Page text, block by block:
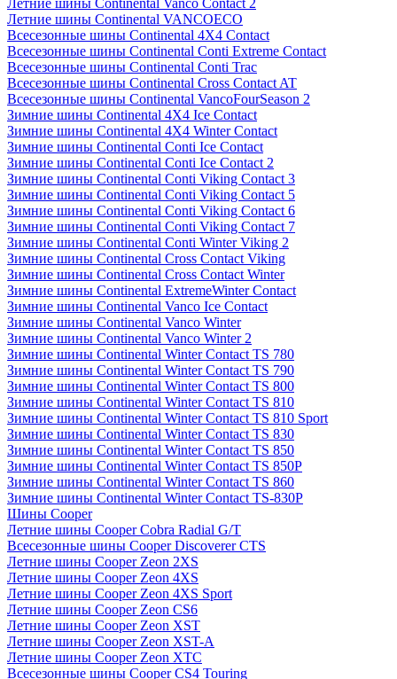
Летние шины Continental Vanco Contact 2
Летние шины Continental VANCOECO
Всесезонные шины Continental 4X4 Contact
Всесезонные шины Continental Conti Extreme Contact
Всесезонные шины Continental Conti Trac
Всесезонные шины Continental Cross Contact AT
Всесезонные шины Continental VancoFourSeason 2
Зимние шины Continental 4X4 Ice Contact
Зимние шины Continental 4X4 Winter Contact
Зимние шины Continental Conti Ice Contact
Зимние шины Continental Conti Ice Contact 2
Зимние шины Continental Conti Viking Contact 3
Зимние шины Continental Conti Viking Contact 5
Зимние шины Continental Conti Viking Contact 6
Зимние шины Continental Conti Viking Contact 7
Зимние шины Continental Conti Winter Viking 2
Зимние шины Continental Cross Contact Viking
Зимние шины Continental Cross Contact Winter
Зимние шины Continental ExtremeWinter Contact
Зимние шины Continental Vanco Ice Contact
Зимние шины Continental Vanco Winter
Зимние шины Continental Vanco Winter 2
Зимние шины Continental Winter Contact TS 780
Зимние шины Continental Winter Contact TS 790
Зимние шины Continental Winter Contact TS 800
Зимние шины Continental Winter Contact TS 810
Зимние шины Continental Winter Contact TS 810 Sport
Зимние шины Continental Winter Contact TS 830
Зимние шины Continental Winter Contact TS 850
Зимние шины Continental Winter Contact TS 850P
Зимние шины Continental Winter Contact TS 860
Зимние шины Continental Winter Contact TS-830P
Шины Cooper
Летние шины Cooper Cobra Radial G/T
Всесезонные шины Cooper Discoverer CTS
Летние шины Cooper Zeon 2XS
Летние шины Cooper Zeon 4XS
Летние шины Cooper Zeon 4XS Sport
Летние шины Cooper Zeon CS6
Летние шины Cooper Zeon XST
Летние шины Cooper Zeon XST-A
Летние шины Cooper Zeon XTC
Всесезонные шины Cooper CS4 Touring